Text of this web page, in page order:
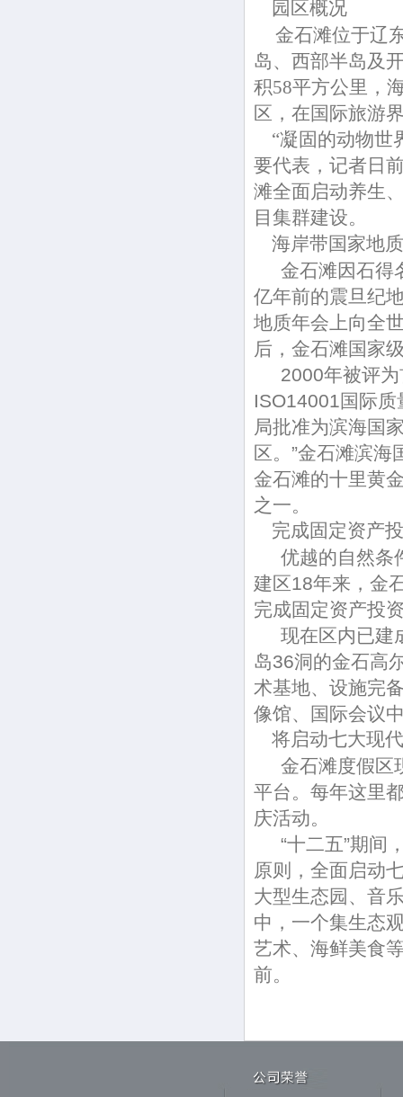
园区概况
金石滩位于辽
岛、西部半岛及
积58平方公里，
区，在国际旅游
“凝固的动物世
要代表，记者日
滩全面启动养生
目集群建设。
海岸带国家地
金石滩因石得
亿年前的震旦纪
地质年会上向全
后，金石滩国家
2000年被评为
ISO14001国际
局批准为滨海国
区。”金石滩滨
金石滩的十里黄
之一。
完成固定资产
优越的自然条
建区18年来，金
完成固定资产投
现在区内已建
岛36洞的金石高
术基地、设施完
像馆、国际会议
将启动七大现
金石滩度假区
平台。每年这里
庆活动。
“十二五”期间
原则，全面启动
大型生态园、音
中，一个集生态
艺术、海鲜美食
前。